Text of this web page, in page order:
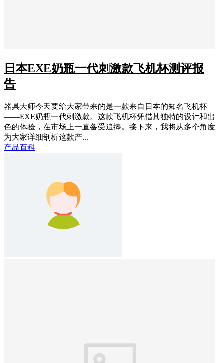
日本EXE奶瓶一代刺激款飞机杯测评报
告
器具大师今天要给大家带来的是一款来自日本的知名飞机杯
——EXE奶瓶一代刺激款。这款飞机杯凭借其独特的设计和出
色的体验，在市场上一直备受追捧。接下来，我将从多个角度
为大家详细剖析这款产...
产品百科